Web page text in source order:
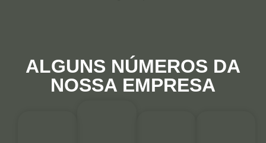
ALGUNS NÚMEROS DA
NOSSA EMPRESA